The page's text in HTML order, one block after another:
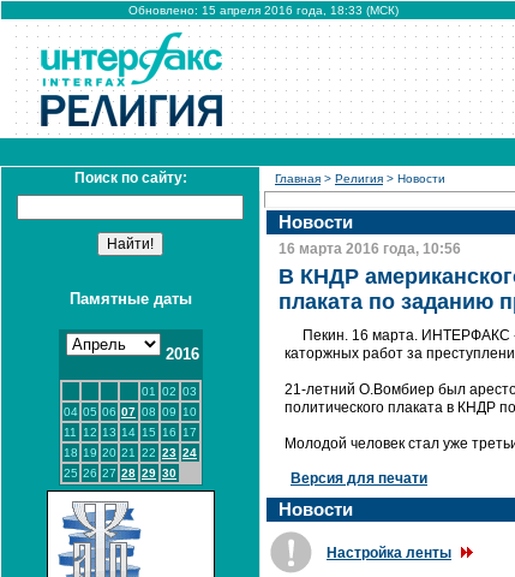
Обновлено: 15 апреля 2016 года, 18:33 (МСК)
Поиск по сайту:
Памятные даты
2016
01 02 03
04 05 06 07 08 09
10
11
12 13 14 15 16
17
18 19 20 21 22 23 24
25 26 27 28 29 30
Главная > Религия > Новости
Новости
16 марта 2016 года, 10:56
В КНДР
плаката по заданию
Пекин. 16 марта. ИНТЕРФАКС
каторжных работ за
21-летний О.Вомбиер был
политического плаката в КНДР
Молодой человек стал уже
Версия для печати
Новости
Настройка ленты